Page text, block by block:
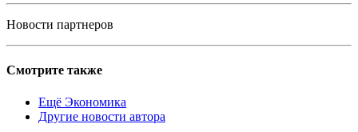
Новости партнеров
Смотрите также
Ещё Экономика
Другие новости автора